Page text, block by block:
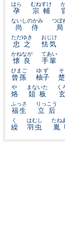
孕
はら
宗輔
むねすけ
尚侍
ないしのかみ
局
つぼ
忠之
ただゆき
怯気
おじけ
懐良
かねなが
手輩
てあい
曾孫
ひまご
柚子
ゆず
烙
や
爼板
まないた く
福生
ふっさ
立后
りっこう
繰
く
羽虫
はむし
胤
たね